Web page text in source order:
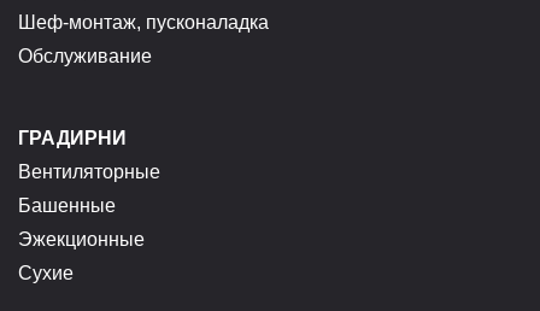
Шеф-монтаж, пусконаладка
Обслуживание
ГРАДИРНИ
Вентиляторные
Башенные
Эжекционные
Сухие